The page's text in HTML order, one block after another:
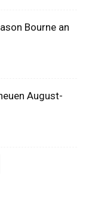
Bourne an
August-